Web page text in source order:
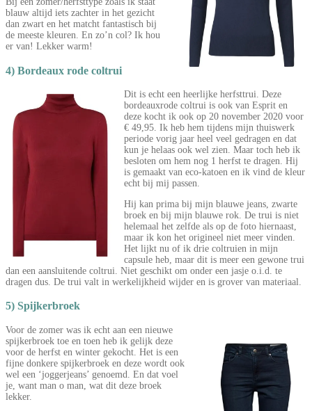
blauw altijd iets zachter in het gezicht
dan zwart en het matcht fantastisch bij
de meeste kleuren. En zo’n col? Ik hou
er van! Lekker warm!
4) Bordeaux rode coltrui
Dit is echt een heerlijke herfsttrui. Deze
bordeauxrode coltrui is ook van Esprit en
deze kocht ik ook op 20 november 2020 voor
€ 49,95. Ik heb hem tijdens mijn thuiswerk
periode vorig jaar heel veel gedragen en dat
kun je helaas ook wel zien. Maar toch heb ik
besloten om hem nog 1 herfst te dragen. Hij
is gemaakt van eco-katoen en ik vind de kleur
echt bij mij passen.
Hij kan prima bij mijn blauwe jeans, zwarte
broek en bij mijn blauwe rok. De trui is niet
helemaal het zelfde als op de foto hiernaast,
maar ik kon het origineel niet meer vinden.
Het lijkt nu of ik drie coltruien in mijn
capsule heb, maar dit is meer een gewone trui
dan een aansluitende coltrui. Niet geschikt om onder een jasje o.i.d. te
dragen dus. De trui valt in werkelijkheid wijder en is grover van materiaal.
5) Spijkerbroek
Voor de zomer was ik echt aan een nieuwe
spijkerbroek toe en toen heb ik gelijk deze
voor de herfst en winter gekocht. Het is een
fijne donkere spijkerbroek en deze wordt ook
wel een ‘joggerjeans’ genoemd. En dat voel
je, want man o man, wat dit deze broek
lekker.